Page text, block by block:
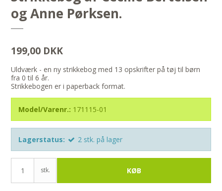
og Anne Pørksen.
199,00 DKK
Uldværk - en ny strikkebog med 13 opskrifter på tøj til børn
fra 0 til 6 år.
Strikkebogen er i paperback format.
Model/Varenr.: 171115-01
Lagerstatus: 2 stk. på lager
stk. KØB